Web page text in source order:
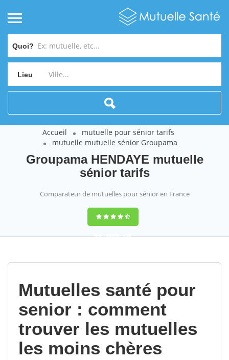
Quoi?
Lieu
Accueil
mutuelle pour sénior tarifs
mutuelle mutuelle sénior Groupama
Groupama HENDAYE mutuelle
sénior tarifs
Comparateur de mutuelles pour sénior en France
9,2(100%)452
Mutuelles santé pour
senior : comment
trouver les mutuelles
les moins chères